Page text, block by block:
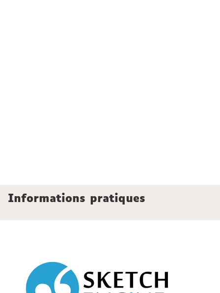
Informations pratiques